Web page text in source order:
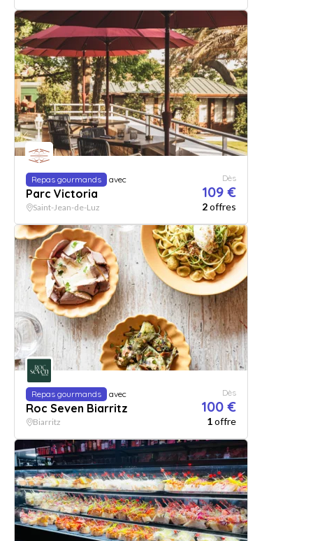
Repas gourmands avec
Parc Victoria
Dès
109 €
Saint-Jean-de-Luz 2offres
Repas gourmands avec
Roc Seven Biarritz
Dès
100 €
Biarritz 1offre